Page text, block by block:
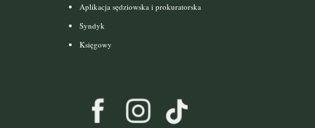
Aplikacja sędziowska i prokuratorska
Syndyk
Księgowy